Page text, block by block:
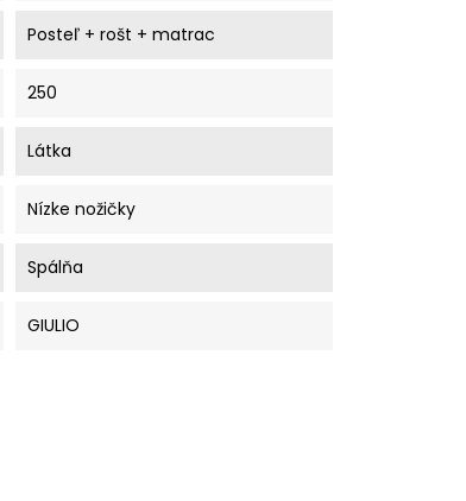
Posteľ + rošt + matrac
250
Látka
Nízke nožičky
Spálňa
GIULIO